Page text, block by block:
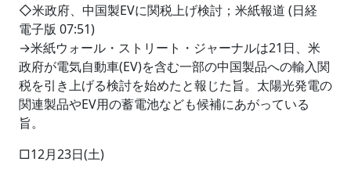
◇米政府、中国製EVに関税上げ検討；米紙報道 (日経
電子版 07:51)
→米紙ウォール・ストリート・ジャーナルは21日、米
政府が電気自動車(EV)を含む一部の中国製品への輸入関
税を引き上げる検討を始めたと報じた旨。太陽光発電の
関連製品やEV用の蓄電池なども候補にあがっている
旨。
□12月23日(土)